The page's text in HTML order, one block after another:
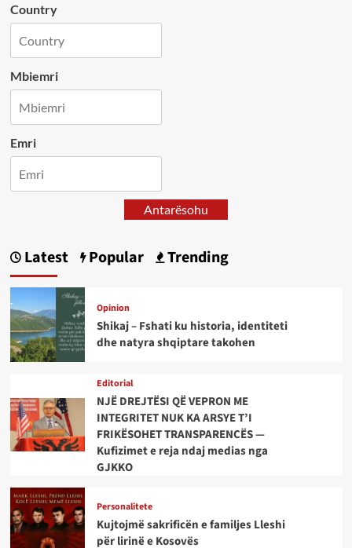
Country
Mbiemri
Emri
Antarësohu
Latest Popular Trending
Opinion
Shikaj – Fshati ku historia, identiteti
dhe natyra shqiptare takohen
Editorial
NJË DREJTËSI QË VEPRON ME
INTEGRITET NUK KA ARSYE T’I
FRIKËSOHET TRANSPARENCËS —
Kufizimet e reja ndaj medias nga
GJKKO
Personalitete
Kujtojmë sakrificën e familjes Lleshi
për lirinë e Kosovës